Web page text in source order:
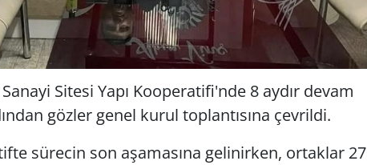
Sitesi Yapı Kooperatifi'nde 8 aydır devam
gözler genel kurul toplantısına çevrildi.
sürecin son aşamasına gelinirken, ortaklar 27